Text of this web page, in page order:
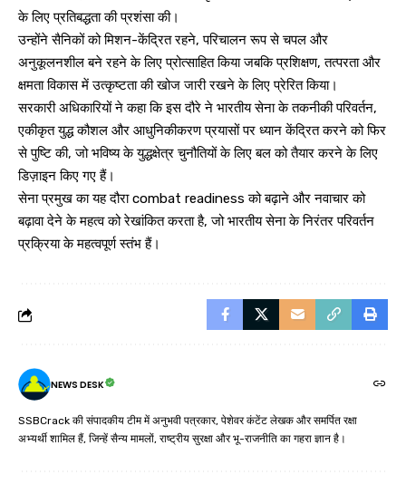
के लिए प्रतिबद्धता की प्रशंसा की।
उन्होंने सैनिकों को मिशन-केंद्रित रहने, परिचालन रूप से चपल और
अनुकूलनशील बने रहने के लिए प्रोत्साहित किया जबकि प्रशिक्षण, तत्परता और
क्षमता विकास में उत्कृष्टता की खोज जारी रखने के लिए प्रेरित किया।
सरकारी अधिकारियों ने कहा कि इस दौरे ने भारतीय सेना के तकनीकी परिवर्तन,
एकीकृत युद्ध कौशल और आधुनिकीकरण प्रयासों पर ध्यान केंद्रित करने को फिर
से पुष्टि की, जो भविष्य के युद्धक्षेत्र चुनौतियों के लिए बल को तैयार करने के लिए
डिज़ाइन किए गए हैं।
सेना प्रमुख का यह दौरा combat readiness को बढ़ाने और नवाचार को
बढ़ावा देने के महत्व को रेखांकित करता है, जो भारतीय सेना के निरंतर परिवर्तन
प्रक्रिया के महत्वपूर्ण स्तंभ हैं।
NEWS DESK
SSBCrack की संपादकीय टीम में अनुभवी पत्रकार, पेशेवर कंटेंट लेखक और समर्पित रक्षा
अभ्यर्थी शामिल हैं, जिन्हें सैन्य मामलों, राष्ट्रीय सुरक्षा और भू-राजनीति का गहरा ज्ञान है।